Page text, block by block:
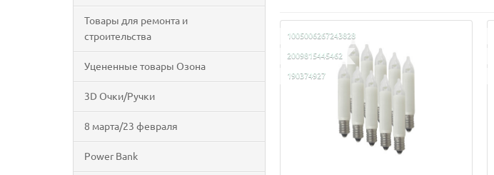
Товары для ремонта и
строительства
Уцененные товары Озона
3D Очки/Ручки
8 марта/23 февраля
Power Bank
1005006267243828
2009815445462
190374927